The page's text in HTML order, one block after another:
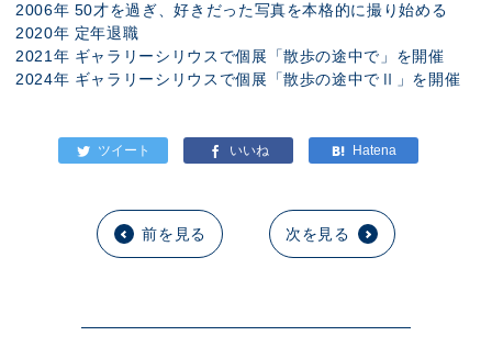
2006年 50才を過ぎ、好きだった写真を本格的に撮り始める
2020年 定年退職
2021年 ギャラリーシリウスで個展「散歩の途中で」を開催
2024年 ギャラリーシリウスで個展「散歩の途中でⅡ」を開催
前を見る 次を見る